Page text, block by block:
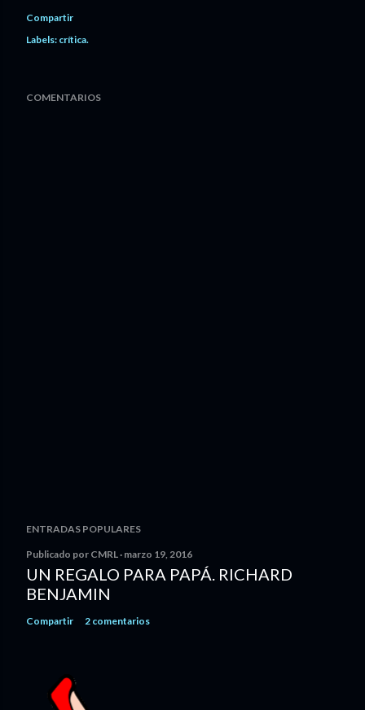
Compartir
Labels: crítica.
COMENTARIOS
ENTRADAS POPULARES
Publicado por CMRL marzo 19, 2016
UN REGALO PARA PAPÁ. RICHARD
BENJAMIN
Compartir 2 comentarios